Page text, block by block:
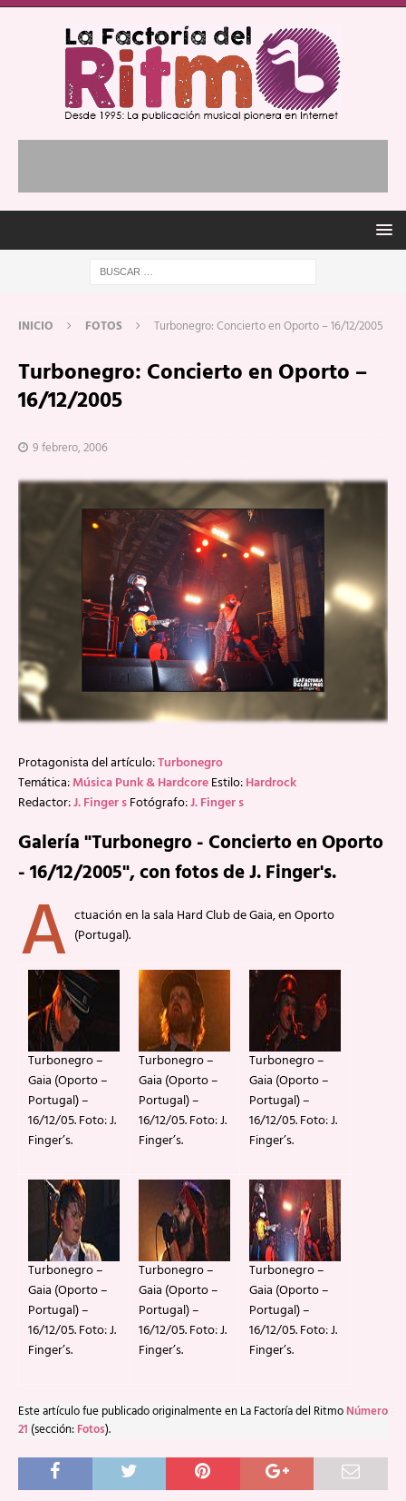
INICIO FOTOS Turbonegro: Concierto en Oporto – 16/12/2005
Turbonegro: Concierto en Oporto –
16/12/2005
9 febrero, 2006
Protagonista del artículo:Turbonegro
Temática:Música Punk & HardcoreEstilo:Hardrock
Redactor:J. Finger sFotógrafo:J. Finger s
Galería "Turbonegro - Concierto en Oporto
- 16/12/2005", con fotos de J. Finger's.
A ctuación en la sala Hard Club de Gaia, en Oporto
(Portugal).
Turbonegro –
Gaia (Oporto –
Portugal) –
16/12/05. Foto: J.
Finger’s.
Turbonegro –
Gaia (Oporto –
Portugal) –
16/12/05. Foto: J.
Finger’s.
Turbonegro –
Gaia (Oporto –
Portugal) –
16/12/05. Foto: J.
Finger’s.
Turbonegro –
Gaia (Oporto –
Portugal) –
16/12/05. Foto: J.
Finger’s.
Turbonegro –
Gaia (Oporto –
Portugal) –
16/12/05. Foto: J.
Finger’s.
Turbonegro –
Gaia (Oporto –
Portugal) –
16/12/05. Foto: J.
Finger’s.
Este artículo fue publicado originalmente en La Factoría del Ritmo Número
21 (sección: Fotos).